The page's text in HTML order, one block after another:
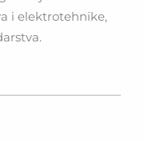
i elektrotehnike,